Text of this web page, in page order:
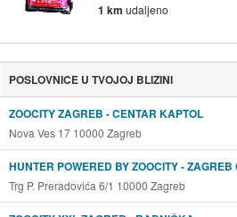
1 km udaljeno
POSLOVNICE U TVOJOJ BLIZINI
ZOOCITY ZAGREB - CENTAR KAPTOL
Nova Ves 17 10000 Zagreb
HUNTER POWERED BY ZOOCITY -
Trg P. Preradovića 6/1 10000 Zagreb